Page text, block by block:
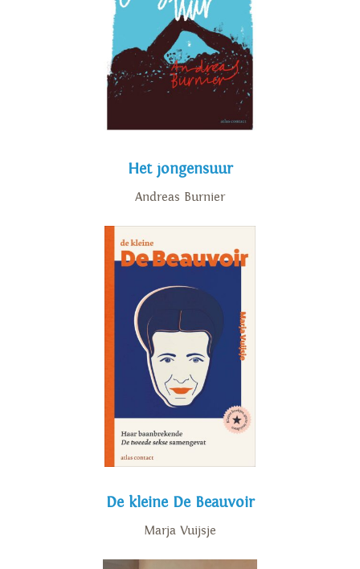
Het jongensuur
Andreas Burnier
De kleine De Beauvoir
Marja Vuijsje